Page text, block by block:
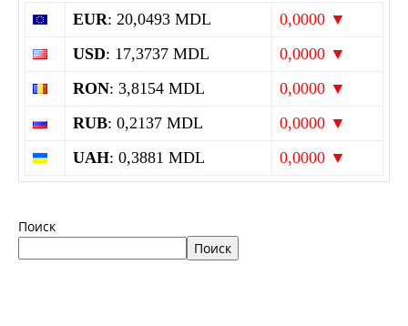
EUR: 20,0493 MDL
0,0000 ▼
USD: 17,3737 MDL
0,0000 ▼
RON: 3,8154 MDL
0,0000 ▼
RUB: 0,2137 MDL
0,0000 ▼
UAH: 0,3881 MDL 0,0000 ▼
Поиск
Поиск